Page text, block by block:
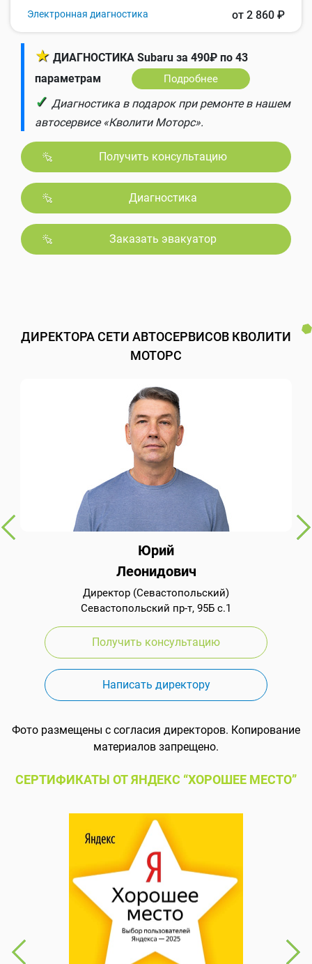
Электронная диагностика от 2 860 ₽
★ ДИАГНОСТИКА Subaru за 490₽ по 43
параметрам
Подробнее
✓ Диагностика в подарок при ремонте в нашем
автосервисе «Кволити Моторс».
Получить консультацию
Диагностика
Заказать эвакуатор
ДИРЕКТОРА СЕТИ АВТОСЕРВИСОВ КВОЛИТИ
МОТОРС
Юрий
Леонидович
Директор (Севастопольский)
Севастопольский пр-т, 95Б с.1
Получить консультацию
Написать директору
Фото размещены с согласия директоров. Копирование
материалов запрещено.
СЕРТИФИКАТЫ ОТ ЯНДЕКС “ХОРОШЕЕ МЕСТО”